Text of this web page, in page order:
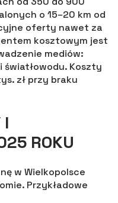
o 15–20 km od
oferty nawet za
kosztowym jest
mediów:
światłowodu. Koszty
zł przy braku
I
ROKU
w Wielkopolsce
Przykładowe